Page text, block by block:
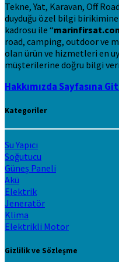
Tekne, Yat, Karavan, Off
duyduğu özel bilgi
kadrosu ile “
road, camping, outdoor ve
olan ürün ve hizmetleri en
müşterilerine doğru bilgi
Hakkımızda Sayfasına
Kategoriler
Su Yapıcı
Soğutucu
Güneş Paneli
Akü
Elektrik
Jeneratör
Klima
Elektrikli Motor
Gizlilik ve Sözleşme